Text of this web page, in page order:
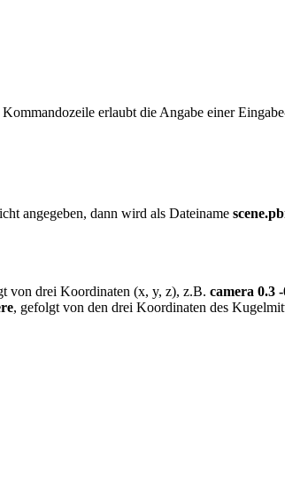
erlaubt die Angabe einer
angegeben, dann wird als Dateiname
von drei Koordinaten (x, y, z), z.B. camera 0.3
, gefolgt von den drei Koordinaten des